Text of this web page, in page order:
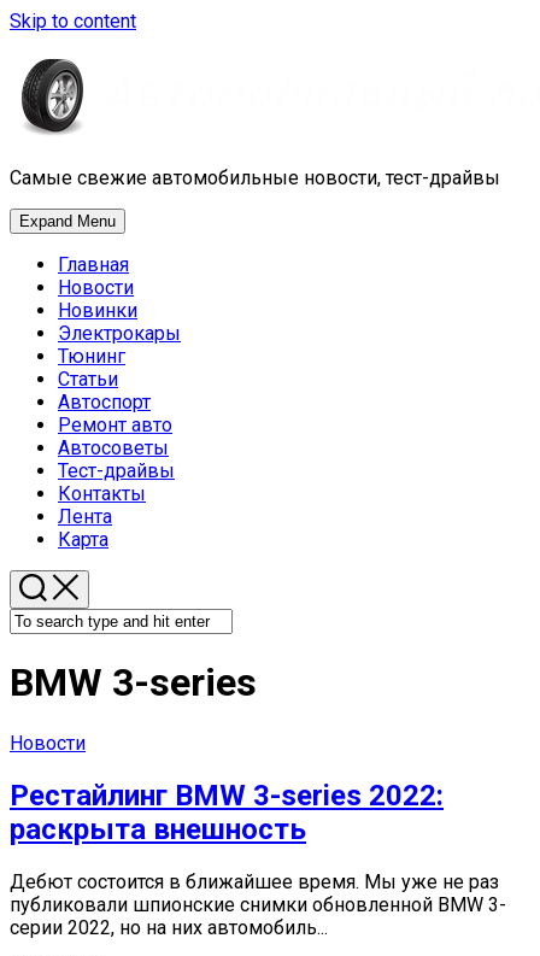
Skip to content
Самые свежие автомобильные новости, тест-драйвы
Expand Menu
Главная
Новости
Новинки
Электрокары
Тюнинг
Статьи
Автоспорт
Ремонт авто
Автосоветы
Тест-драйвы
Контакты
Лента
Карта
BMW 3-series
Новости
Рестайлинг BMW 3-series 2022:
раскрыта внешность
Дебют состоится в ближайшее время. Мы уже не раз
публиковали шпионские снимки обновленной BMW 3-
серии 2022, но на них автомобиль...